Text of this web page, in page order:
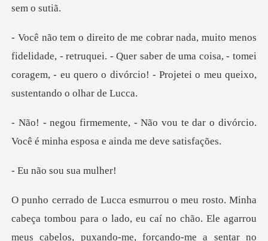
- retruquei. - Quer saber de uma coisa, - tomei
coragem, - eu quer
ou te dar o divórcio.
Você é minha
sou sua
chão. Ele agarrou
meus cabelos, puxando-me, forçando-me a sentar no